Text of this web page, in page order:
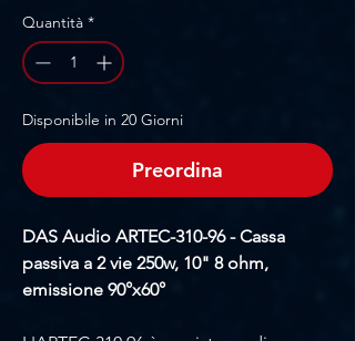
Quantità *
Disponibile in 20 Giorni
Preordina
DAS Audio ARTEC-310-96 - Cassa
passiva a 2 vie 250w, 10" 8 ohm,
emissione 90°x60°